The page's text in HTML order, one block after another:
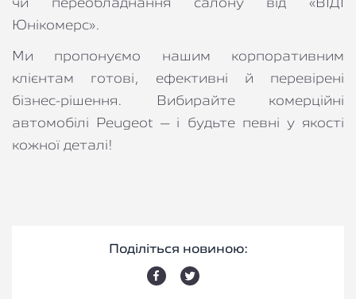
чи переобладнання салону від «ВІДІ
Юнікомерс».
Ми пропонуємо нашим корпоративним
клієнтам готові, ефективні й перевірені
бізнес-рішення. Вибирайте комерційні
автомобілі Peugeot – і будьте певні у якості
кожної деталі!
Поділіться новиною: